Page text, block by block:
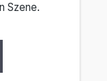
Szene.